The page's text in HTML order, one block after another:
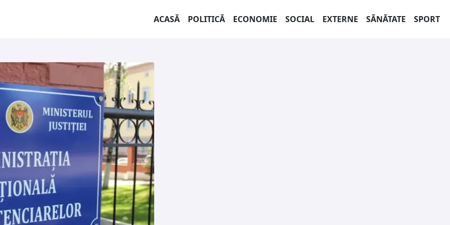
ACASĂ
POLITICĂ ECONOMIE SOCIAL EXTERNE SĂNĂTATE SPORT